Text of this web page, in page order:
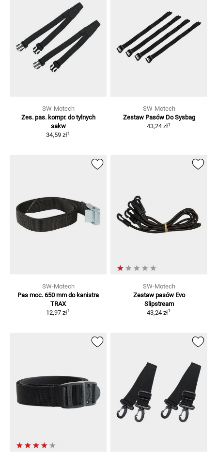
SW-Motech
Zes. pas. kompr. do tylnych
sakw
34,59 zł1
SW-Motech
Zestaw Pasów Do Sysbag
43,24 zł1
SW-Motech
Pas moc. 650 mm do kanistra
TRAX
12,97 zł1
SW-Motech
Zestaw pasów Evo
Slipstream
43,24 zł1